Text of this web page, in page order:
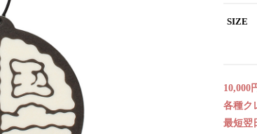
SIZE
10,000
各種ク
最短翌